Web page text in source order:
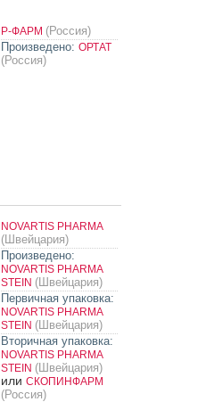
Р-ФАРМ (Россия)
Произведено: ОРТАТ
(Россия)
NOVARTIS PHARMA
(Швейцария)
Произведено:
NOVARTIS PHARMA
STEIN (Швейцария)
Первичная упаковка:
NOVARTIS PHARMA
STEIN (Швейцария)
Вторичная упаковка:
NOVARTIS PHARMA
STEIN (Швейцария)
или СКОПИНФАРМ
(Россия)